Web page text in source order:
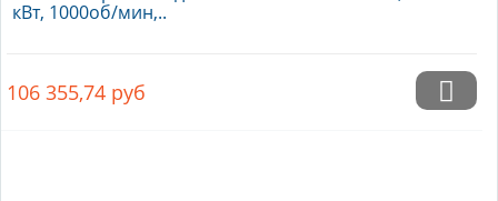
кВт, 1000об/мин,..
106 355,74 руб